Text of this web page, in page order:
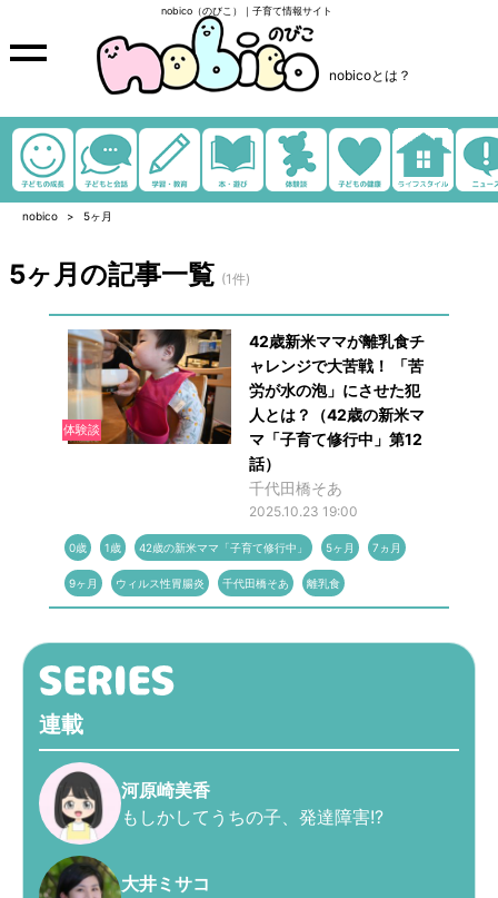
nobico（のびこ）｜子育て情報サイト
nobicoとは？
nobico 5ヶ月
5ヶ月の記事一覧 (1件)
体験談
42歳新米ママが離乳食チ
ャレンジで大苦戦！ 「苦
労が水の泡」にさせた犯
人とは？（42歳の新米マ
マ「子育て修行中」第12
話）
千代田橋そあ
2025.10.23 19:00
0歳 1歳 42歳の新米ママ「子育て修行中」 5ヶ月 7ヵ月
9ヶ月 ウィルス性胃腸炎 千代田橋そあ 離乳食
連載
河原崎美香
もしかしてうちの子、発達障害!?
大井ミサコ